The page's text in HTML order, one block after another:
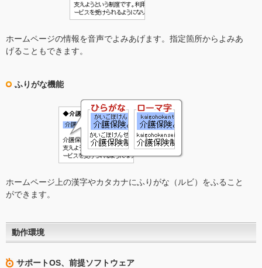
ホームページの情報を音声でよみあげます。指定箇所からよみあ
げることもできます。
ふりがな機能
ホームページ上の漢字やカタカナにふりがな（ルビ）をふること
ができます。
動作環境
サポートOS、前提ソフトウェア